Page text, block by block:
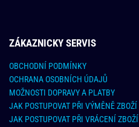
ZÁKAZNICKY SERVIS
OBCHODNÍ PODMÍNKY
OCHRANA OSOBNÍCH ÚDAJŮ
MOŽNOSTI DOPRAVY A PLATBY
JAK POSTUPOVAT PŘI VÝMĚNĚ ZBOŽÍ
JAK POSTUPOVAT PŘI VRÁCENÍ ZBOŽÍ